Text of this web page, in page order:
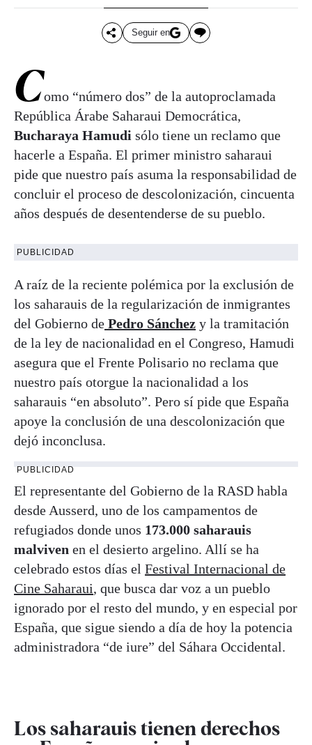
Seguir en
Como “número dos” de la autoproclamada
República Árabe Saharaui Democrática,
Bucharaya Hamudi sólo tiene un reclamo que
hacerle a España. El primer ministro saharaui
pide que nuestro país asuma la responsabilidad de
concluir el proceso de descolonización, cincuenta
años después de desentenderse de su pueblo.
PUBLICIDAD
A raíz de la reciente polémica por la exclusión de
los saharauis de la regularización de inmigrantes
del Gobierno de Pedro Sánchez y la tramitación
de la ley de nacionalidad en el Congreso, Hamudi
asegura que el Frente Polisario no reclama que
nuestro país otorgue la nacionalidad a los
saharauis “en absoluto”. Pero sí pide que España
apoye la conclusión de una descolonización que
dejó inconclusa.
PUBLICIDAD
El representante del Gobierno de la RASD habla
desde Ausserd, uno de los campamentos de
refugiados donde unos 173.000 saharauis
malviven en el desierto argelino. Allí se ha
celebrado estos días el Festival Internacional de
Cine Saharaui, que busca dar voz a un pueblo
ignorado por el resto del mundo, y en especial por
España, que sigue siendo a día de hoy la potencia
administradora “de iure” del Sáhara Occidental.
Los saharauis tienen derechos